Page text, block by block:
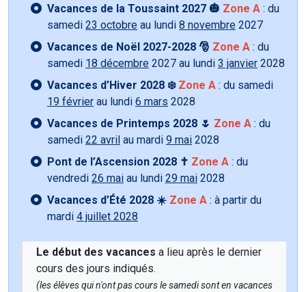
Vacances de la Toussaint 2027 🎃 Zone A : du
samedi 23 octobre au lundi 8 novembre 2027
Vacances de Noël 2027-2028 🎅 Zone A : du
samedi 18 décembre 2027 au lundi 3 janvier 2028
Vacances d’Hiver 2028 ❄️ Zone A : du samedi
19 février au lundi 6 mars 2028
Vacances de Printemps 2028 🌷 Zone A : du
samedi 22 avril au mardi 9 mai 2028
Pont de l’Ascension 2028 ✝️ Zone A : du
vendredi 26 mai au lundi 29 mai 2028
Vacances d’Été 2028 ☀️ Zone A : à partir du
mardi 4 juillet 2028
Le début des vacances a lieu après le dernier
cours des jours indiqués.
(les élèves qui n'ont pas cours le samedi sont en vacances